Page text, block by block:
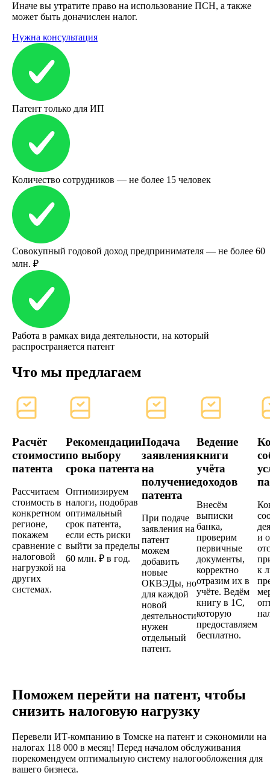
Иначе вы утратите право на использование ПСН, а также
может быть доначислен налог.
Нужна консультация
Патент только для ИП
Количество сотрудников — не более 15 человек
Совокупный годовой доход предпринимателя — не более 60
млн. ₽
Работа в рамках вида деятельности, на который
распространяется патент
Что мы предлагаем
Расчёт
стоимости
патента
Рассчитаем
стоимость в
конкретном
регионе,
покажем
сравнение с
налоговой
нагрузкой на
других
системах.
Рекомендации
по выбору
срока патента
Оптимизируем
налоги, подобрав
оптимальный
срок патента,
если есть риски
выйти за пределы
60 млн. ₽ в год.
Подача
заявления
на
получение
патента
При подаче
заявления на
патент
можем
добавить
новые
ОКВЭДы, но
для каждой
новой
деятельности
нужен
отдельный
патент.
Ведение
книги
учёта
доходов
Внесём
выписки
банка,
проверим
первичные
документы,
корректно
отразим их в
учёте. Ведём
книгу в 1С,
которую
предоставляем
бесплатно.
и
к
Поможем перейти на патент, чтобы
снизить налоговую нагрузку
Перевели ИТ-компанию в Томске на патент и сэкономили на
налогах 118 000 в месяц! Перед началом обслуживания
порекомендуем оптимальную систему налогообложения для
вашего бизнеса.